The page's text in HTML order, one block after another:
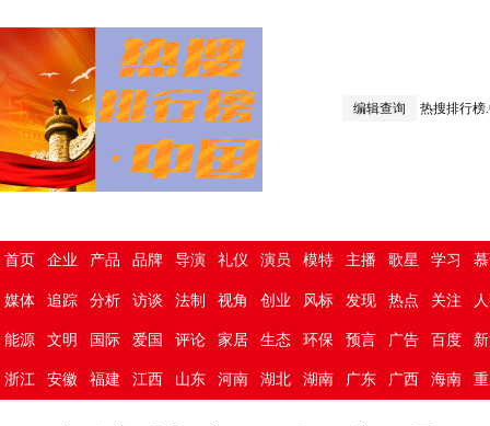
编辑查询 热搜排行榜
首页 企业 产品 品牌 导演 礼仪 演员 模特 主播 歌星 学习
媒体 追踪 分析 访谈 法制 视角 创业 风标 发现 热点 关注
能源 文明 国际 爱国 评论 家居 生态 环保 预言 广告 百度
浙江 安徽 福建 江西 山东 河南 湖北 湖南 广东 广西 海南